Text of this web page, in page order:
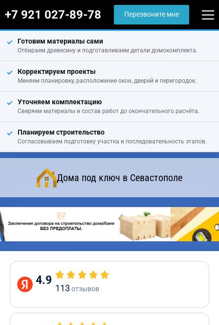
+7 921 027-89-78 Перезвоните мне
Готовим материалы сами
Отбираем древесину и подготавливаем детали домокомплекта.
Корректируем проекты
Меняем планировку, расположение окон, дверей и перегородок.
Уточняем комплектацию
Сверяем материалы и состав работ до окончательного расчёта.
Планируем строительство
Согласовываем подготовку участка и последовательность этапов.
Дома под ключ в Севастополе
4.9
113 отзывов